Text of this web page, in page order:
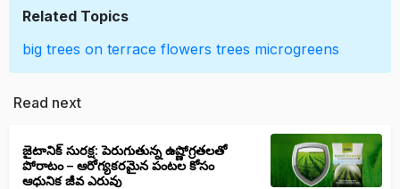
Related Topics
big trees on terrace flowers trees microgreens
Read next
జైటానిక్ సురక్ష: పెరుగుతున్న ఉష్ణోగ్రతలతో
పోరాటం – ఆరోగ్యకరమైన పంటల కోసం
ఆధునిక జీవ ఎరువు